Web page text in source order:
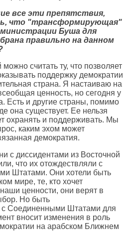
все эти препятствия,
что "трансформирующая"
Буша для
правильно на данном
считать ту, что позволяет
поддержку демократии
страна. Я настаиваю на
ценность, но сегодня у
Есть и другие страны, помимо
она существует. Ее нельзя
охранять и поддерживать. Мы
каким эхом может
демократия.
с диссидентами из Восточной
что их отождествляли с
Штатами. Они хотели быть
мире, те, кто хочет
ценности, они верят в
Но быть
Соединенными Штатами для
вносит изменения в роль
на арабском Ближнем